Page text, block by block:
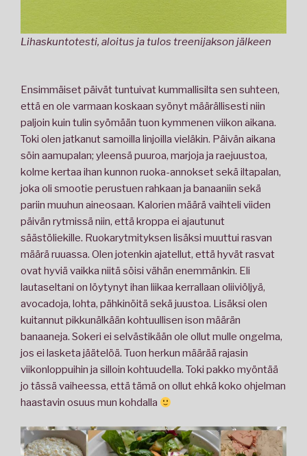
Lihaskuntotesti, aloitus ja tulos treenijakson jälkeen
Ensimmäiset päivät tuntuivat kummallisilta sen suhteen,
että en ole varmaan koskaan syönyt määrällisesti niin
paljoin kuin tulin syömään tuon kymmenen viikon aikana.
Toki olen jatkanut samoilla linjoilla vieläkin. Päivän aikana
söin aamupalan; yleensä puuroa, marjoja ja raejuustoa,
kolme kertaa ihan kunnon ruoka-annokset sekä iltapalan,
joka oli smootie perustuen rahkaan ja banaaniin sekä
pariin muuhun aineosaan. Kalorien määrä vaihteli viiden
päivän rytmissä niin, että kroppa ei ajautunut
säästöliekille. Ruokarytmityksen lisäksi muuttui rasvan
määrä ruuassa. Olen jotenkin ajatellut, että hyvät rasvat
ovat hyviä vaikka niitä söisi vähän enemmänkin. Eli
lautaseltani on löytynyt ihan liikaa kerrallaan oliiviöljyä,
avocadoja, lohta, pähkinöitä sekä juustoa. Lisäksi olen
kuitannut pikkunälkään kohtuullisen ison määrän
banaaneja. Sokeri ei selvästikään ole ollut mulle ongelma,
jos ei lasketa jäätelöä. Tuon herkun määrää rajasin
viikonloppuihin ja silloin kohtuudella. Toki pakko myöntää
jo tässä vaiheessa, että tämä on ollut ehkä koko ohjelman
haastavin osuus mun kohdalla